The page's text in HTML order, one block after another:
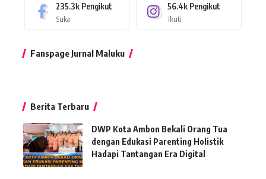
235.3k Pengikut
Suka
56.4k Pengikut
Ikuti
Fanspage Jurnal Maluku
Berita Terbaru
DWP Kota Ambon Bekali Orang Tua
dengan Edukasi Parenting Holistik
Hadapi Tantangan Era Digital